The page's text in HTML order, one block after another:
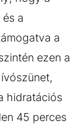
a
a
ezen a
hidratációs
45 perces